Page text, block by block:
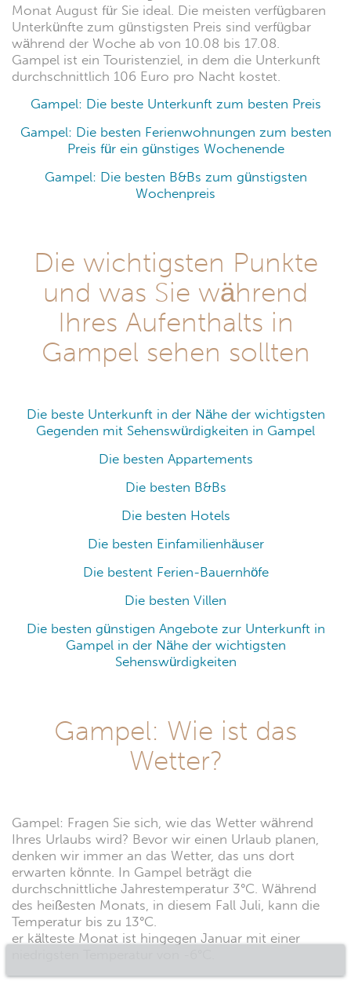
Monat August für Sie ideal. Die meisten verfügbaren
Unterkünfte zum günstigsten Preis sind verfügbar
während der Woche ab von 10.08 bis 17.08.
Gampel ist ein Touristenziel, in dem die Unterkunft
durchschnittlich 106 Euro pro Nacht kostet.
Gampel: Die beste Unterkunft zum besten Preis
Gampel: Die besten Ferienwohnungen zum besten
Preis für ein günstiges Wochenende
Gampel: Die besten B&Bs zum günstigsten
Wochenpreis
Die wichtigsten Punkte
und was Sie während
Ihres Aufenthalts in
Gampel sehen sollten
Die beste Unterkunft in der Nähe der wichtigsten
Gegenden mit Sehenswürdigkeiten in Gampel
Die besten Appartements
Die besten B&Bs
Die besten Hotels
Die besten Einfamilienhäuser
Die bestent Ferien-Bauernhöfe
Die besten Villen
Die besten günstigen Angebote zur Unterkunft in
Gampel in der Nähe der wichtigsten
Sehenswürdigkeiten
Gampel: Wie ist das
Wetter?
Gampel: Fragen Sie sich, wie das Wetter während
Ihres Urlaubs wird? Bevor wir einen Urlaub planen,
denken wir immer an das Wetter, das uns dort
erwarten könnte. In Gampel beträgt die
durchschnittliche Jahrestemperatur 3°C. Während
des heißesten Monats, in diesem Fall Juli, kann die
Temperatur bis zu 13°C.
er kälteste Monat ist hingegen Januar mit einer